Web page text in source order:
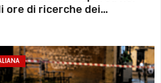
ore di ricerche dei